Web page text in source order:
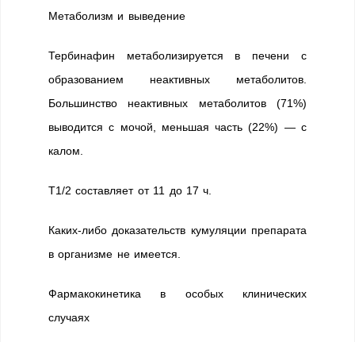
Метаболизм и выведение
Тербинафин метаболизируется в печени с
образованием неактивных метаболитов.
Большинство неактивных метаболитов (71%)
выводится с мочой, меньшая часть (22%) — с
калом.
T1/2 составляет от 11 до 17 ч.
Каких-либо доказательств кумуляции препарата
в организме не имеется.
Фармакокинетика в особых клинических
случаях